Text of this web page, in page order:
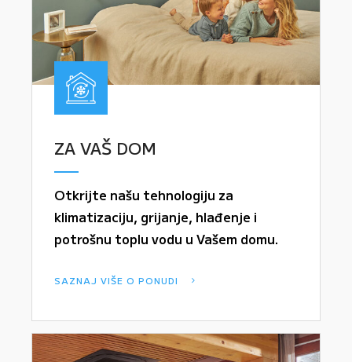
ZA VAŠ DOM
Otkrijte našu tehnologiju za
klimatizaciju, grijanje, hlađenje i
potrošnu toplu vodu u Vašem domu.
SAZNAJ VIŠE O PONUDI